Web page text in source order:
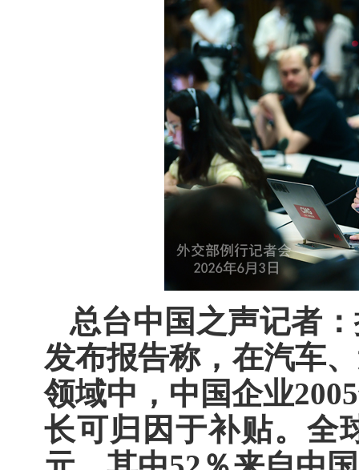
总台中国之声记者
发布报告称，在汽车
领域中，中国企业
长可归因于补贴。全